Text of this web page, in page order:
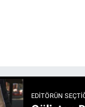
EDITÖRÜN